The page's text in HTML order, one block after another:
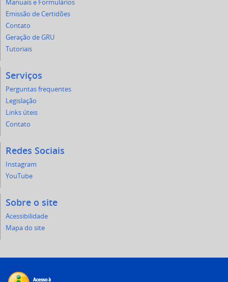
Manuais e Formulários
Emissão de Certidões
Contato
Geração de GRU
Tutoriais
Serviços
Perguntas frequentes
Legislação
Links úteis
Contato
Redes Sociais
Instagram
YouTube
Sobre o site
Acessibilidade
Mapa do site